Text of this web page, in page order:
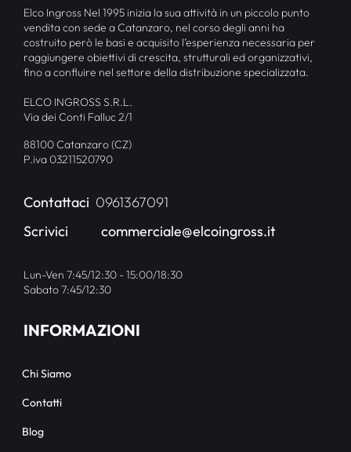
Elco Ingross Nel 1995 inizia la sua attività in un piccolo punto
vendita con sede a Catanzaro, nel corso degli anni ha
costruito però le basi e acquisito l’esperienza necessaria per
raggiungere obiettivi di crescita, strutturali ed organizzativi,
fino a confluire nel settore della distribuzione specializzata.
ELCO INGROSS S.R.L.
Via dei Conti Falluc 2/1
88100 Catanzaro (CZ)
P.iva 03211520790
Contattaci 0961367091
Scrivici
commerciale@elcoingross.it
Lun-Ven 7:45/12:30 - 15:00/18:30
Sabato 7:45/12:30
INFORMAZIONI
Chi Siamo
Contatti
Blog